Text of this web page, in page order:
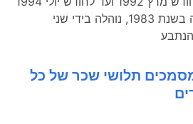
(כולל), מסעדה זו נפתחה בשנת 1983, נוהלה בידי שני
מסמכים תלושי שכר של כל